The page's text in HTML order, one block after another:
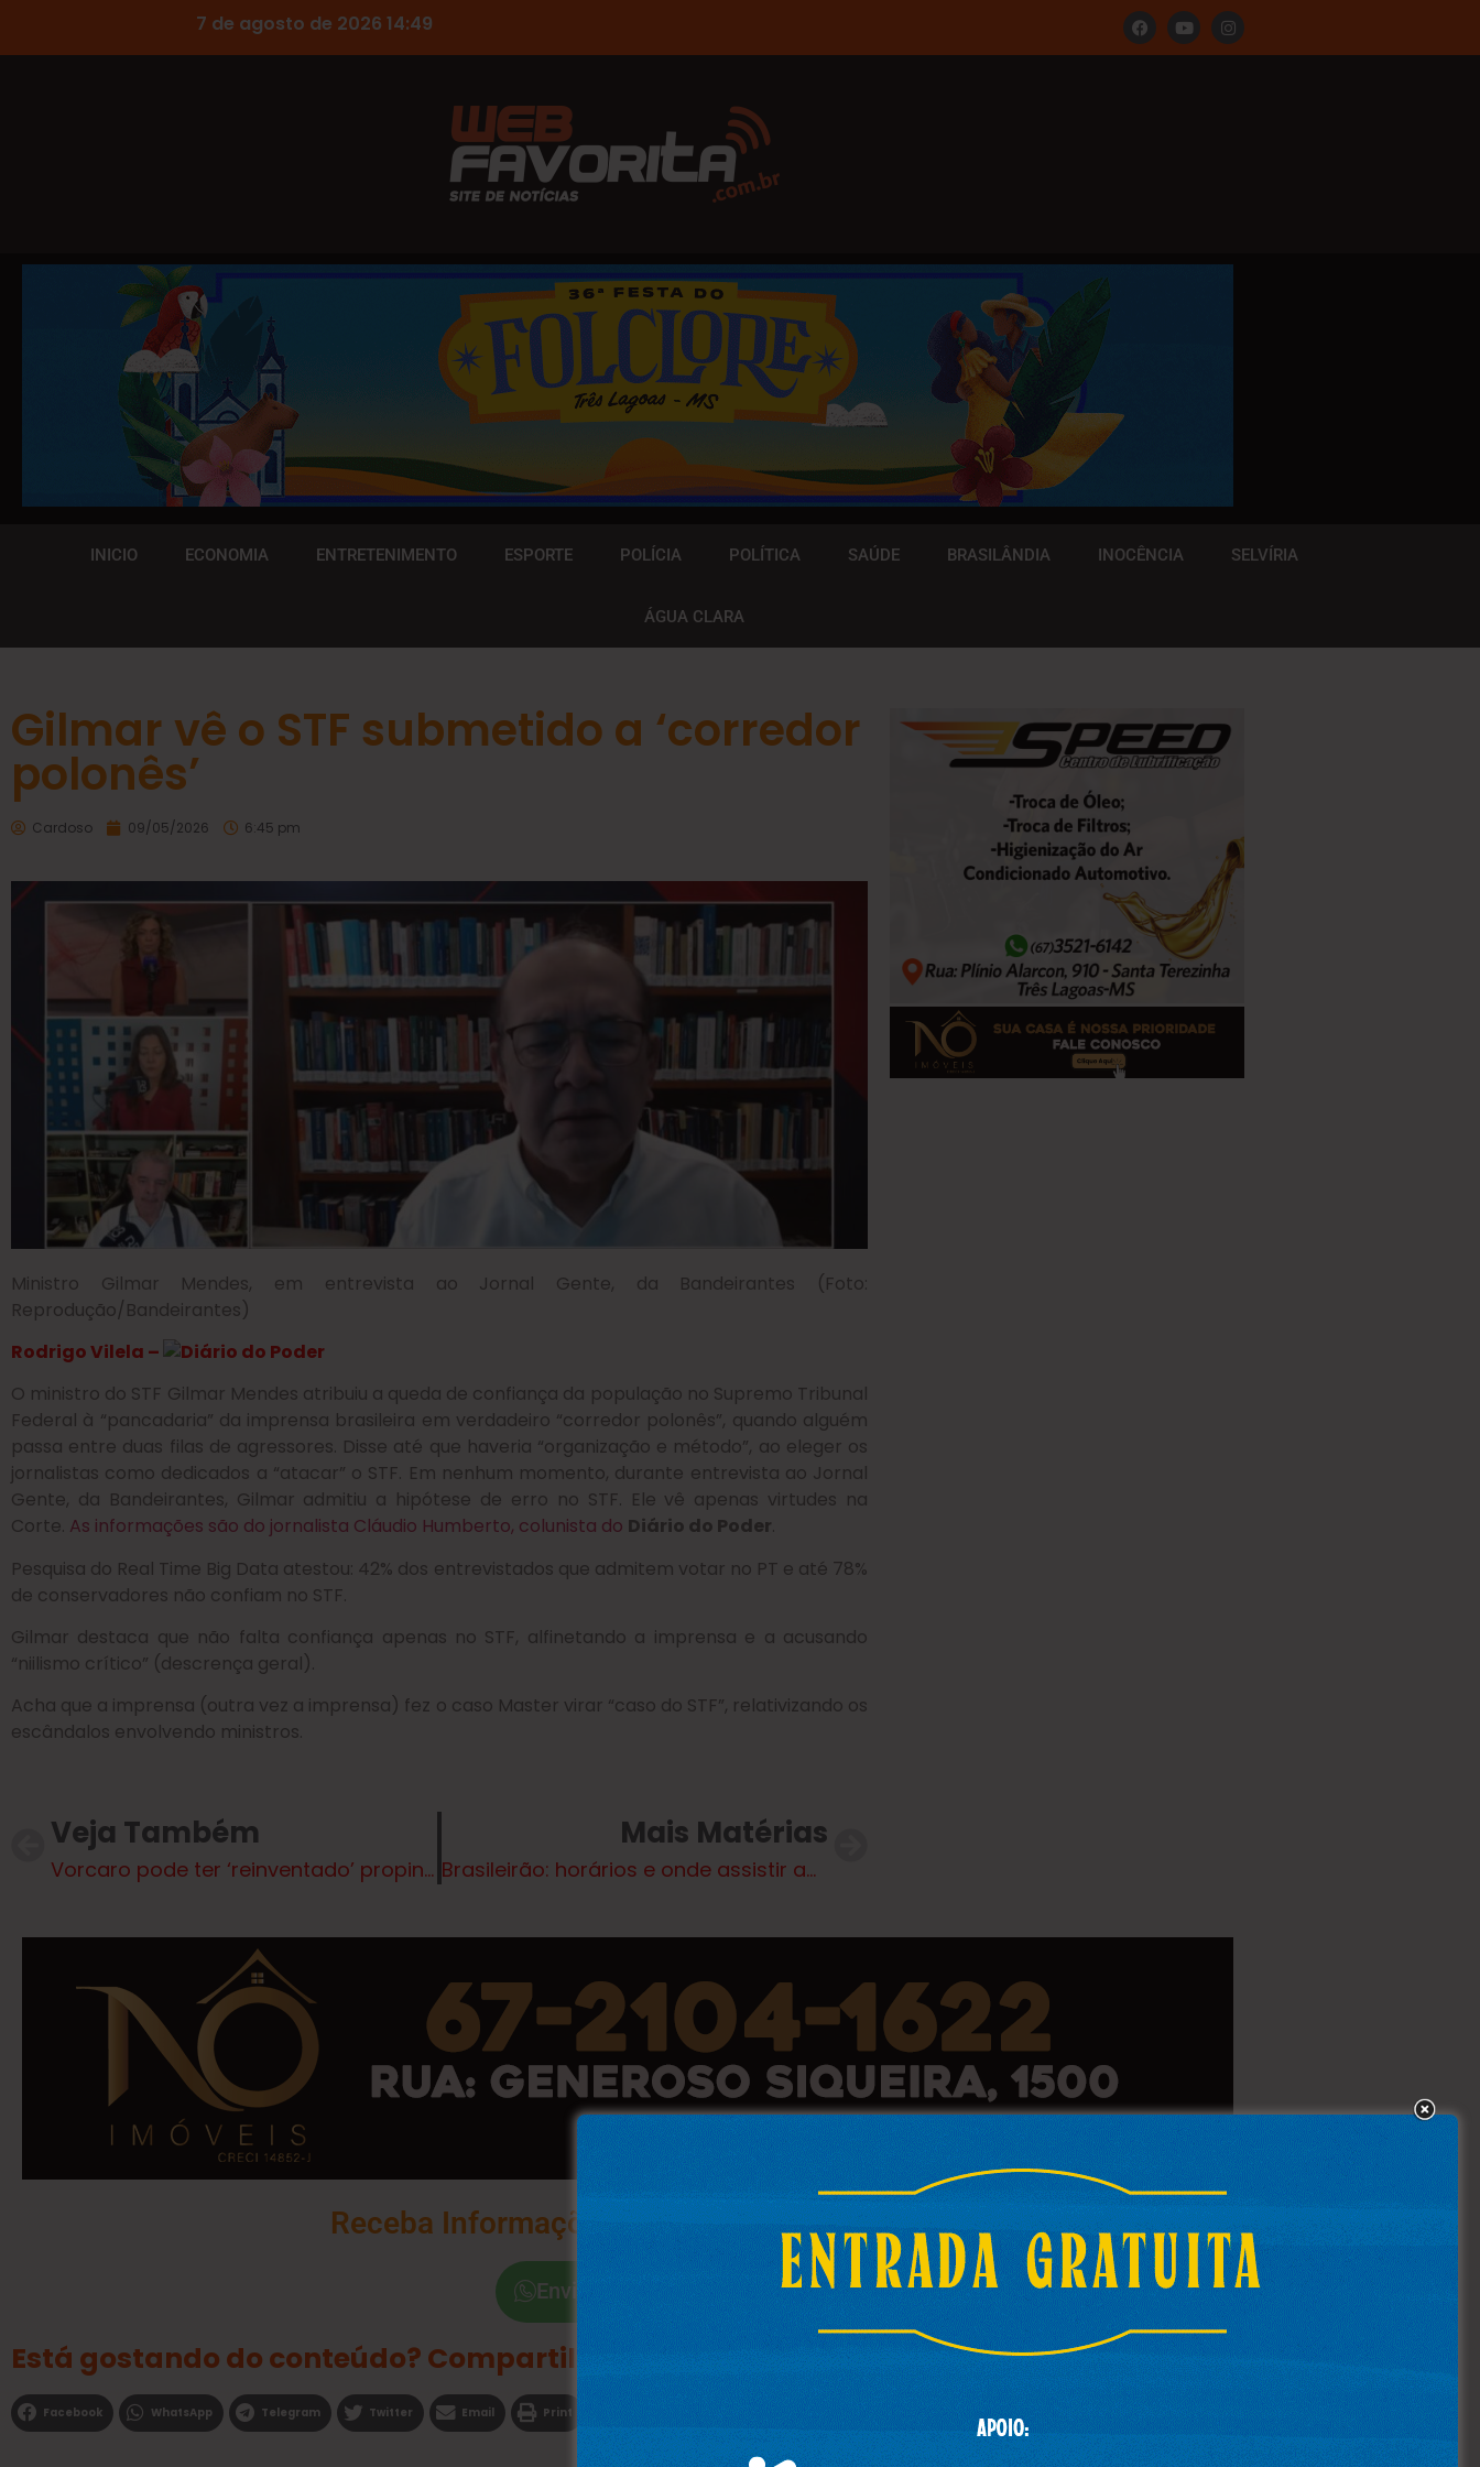
7 de agosto de 2026 14:49
INICIO ECONOMIA ENTRETENIMENTO ESPORTE POLÍCIA POLÍTICA SAÚDE BRASILÂNDIA INOCÊNCIA SELVÍRIA
ÁGUA CLARA
Gilmar vê o STF submetido a ‘corredor
polonês’
Cardoso 09/05/2026 6:45 pm
Ministro Gilmar Mendes, em entrevista ao Jornal Gente, da Bandeirantes (Foto:
Reprodução/Bandeirantes)
Rodrigo Vilela –
O ministro do STF Gilmar Mendes atribuiu a queda de confiança da população no Supremo Tribunal
Federal à “pancadaria” da imprensa brasileira em verdadeiro “corredor polonês”, quando alguém
passa entre duas filas de agressores. Disse até que haveria “organização e método”, ao eleger os
jornalistas como dedicados a “atacar” o STF. Em nenhum momento, durante entrevista ao Jornal
Gente, da Bandeirantes, Gilmar admitiu a hipótese de erro no STF. Ele vê apenas virtudes na
Corte. As informações são do jornalista Cláudio Humberto, colunista do Diário do Poder.
Pesquisa do Real Time Big Data atestou: 42% dos entrevistados que admitem votar no PT e até 78%
de conservadores não confiam no STF.
Gilmar destaca que não falta confiança apenas no STF, alfinetando a imprensa e a acusando
“niilismo crítico” (descrença geral).
Acha que a imprensa (outra vez a imprensa) fez o caso Master virar “caso do STF”, relativizando os
escândalos envolvendo ministros.
Veja Também
Vorcaro pode ter ‘reinventado’ propina usando cartões de crédito sem limite
Mais Matérias
Brasileirão: horários e onde assistir aos jogos da 15ª rodada
Receba Informações na Palma da Sua Mão
Envie a Palavra "Sim"
Está gostando do conteúdo? Compartilhe
Facebook WhatsApp Telegram Twitter Email Print